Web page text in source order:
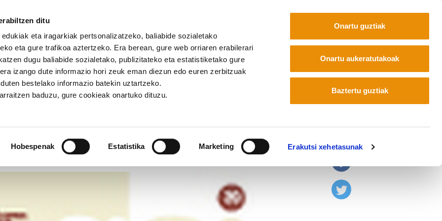
ditu
eta iragarkiak pertsonalizatzeko, baliabide sozialetako
eta gure trafikoa aztertzeko. Era berean, gure web orriaren erabilerari
dugu baliabide sozialetako, publizitateko eta estatistiketako gure
izango dute informazio hori zeuk eman diezun edo euren zerbitzuak
bestelako informazio batekin uztartzeko.
baduzu, gure cookieak onartuko dituzu.
Hobespenak Estatistika Marketing Erakutsi xehetasunak
Onartu guztiak
Onartu aukeratutakoak
Baztertu guztiak
plana eta murrizketa sozialak Europan
plana eta murrizketa sozialak Europan